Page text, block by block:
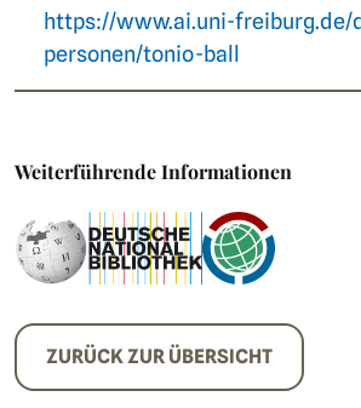
https://www.ai.uni-freiburg.de/
personen/tonio-ball
Weiterführende Informationen
ZURÜCK ZUR ÜBERSICHT